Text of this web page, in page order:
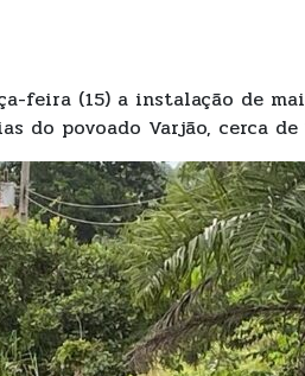
(15) a instalação de
do povoado Varjão, cerca